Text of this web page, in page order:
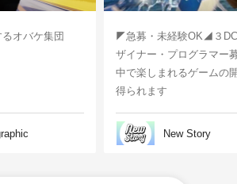
オバケ集団
◤急募・未経験OK◢３
ザイナー・プログラマー
中で楽しまれるゲームの
得られます
New Story